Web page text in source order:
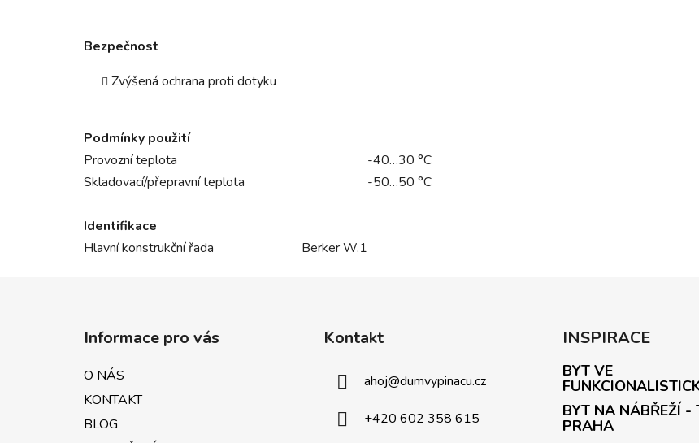
Bezpečnost
Zvýšená ochrana proti dotyku
Podmínky použití
Provozní teplota
-40…30 °C
Skladovací/přepravní teplota
-50…50 °C
Identifikace
Hlavní konstrukční řada
Berker W.1
Informace pro vás
O NÁS
KONTAKT
BLOG
Kontakt
ahoj@dumvypinacu.cz
+420 602 358 615
INSPIRACE
BYT VE
BYT NA NÁBŘEŽÍ -
PRAHA